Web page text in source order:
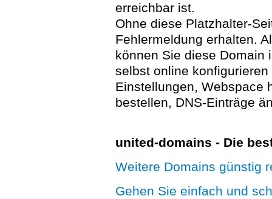
erreichbar ist.
Ohne diese Platzhalter-
Fehlermeldung erhalten.
können Sie diese Domain
selbst online
Einstellungen, Webspace
bestellen, DNS-Einträge
united-domains - Die
Weitere Domains günstig
Gehen Sie einfach und